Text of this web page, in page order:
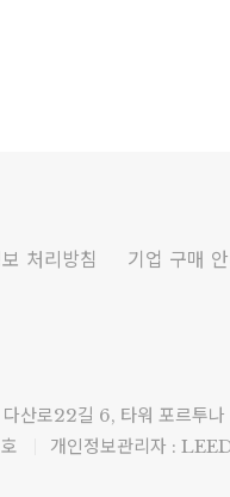
처리방침 기업 구매 안
산로22길 6, 타워 포르투나
개인정보관리자 :